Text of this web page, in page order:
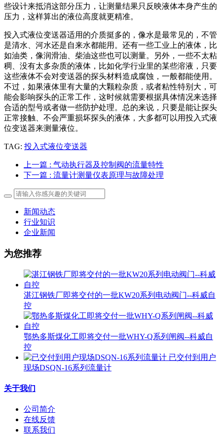
些设计来抵消这部分压力，让测量结果只反映液体本身产生的
压力，这样算出的液位高度就更精准。
投入式液位变送器适用的介质挺多的，像水是最常见的，不管
是清水、河水还是自来水都能用。还有一些工业上的液体，比
如油类，像润滑油、柴油这些也可以测量。另外，一些不太粘
稠、没有太多杂质的液体，比如化学行业里的某些溶液，只要
这些液体不会对变送器的探头材料造成腐蚀，一般都能使用。
不过，如果液体里有大量的大颗粒杂质，或者粘性特别大，可
能会影响探头的正常工作，这时候就需要根据具体情况来选择
合适的型号或者做一些防护处理。总的来说，只要是能让探头
正常接触、不会严重损坏探头的液体，大多都可以用投入式液
位变送器来测量液位。
TAG: 投入式液位变送器
上一篇 : 气动执行器及控制阀的流量特性
下一篇 : 流量计测量仪表原理与故障处理
新闻动态
行业知识
企业新闻
为您推荐
湛江钢铁厂即将交付的一批KW20系列电动阀门--科威自
控
鄂热多斯煤化工即将交付一批WHY-Q系列闸阀--科威自
控
已交付到用户
现场DSQN-16系列流量计
关于我们
公司简介
在线反馈
联系我们